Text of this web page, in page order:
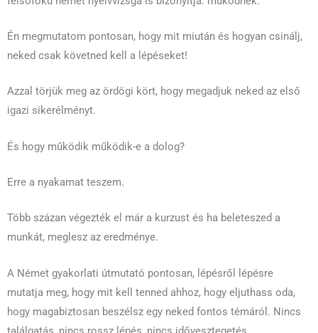
Én megmutatom pontosan, hogy mit miután és hogyan csinálj,
neked csak követned kell a lépéseket!
Azzal törjük meg az ördögi kört, hogy megadjuk neked az első
igazi sikerélményt.
És hogy működik működik-e a dolog?
Erre a nyakamat teszem.
Több százan végezték el már a kurzust és ha beleteszed a
munkát, meglesz az eredménye.
A Német gyakorlati útmutató pontosan, lépésről lépésre
mutatja meg, hogy mit kell tenned ahhoz, hogy eljuthass oda,
hogy magabiztosan beszélsz egy neked fontos témáról. Nincs